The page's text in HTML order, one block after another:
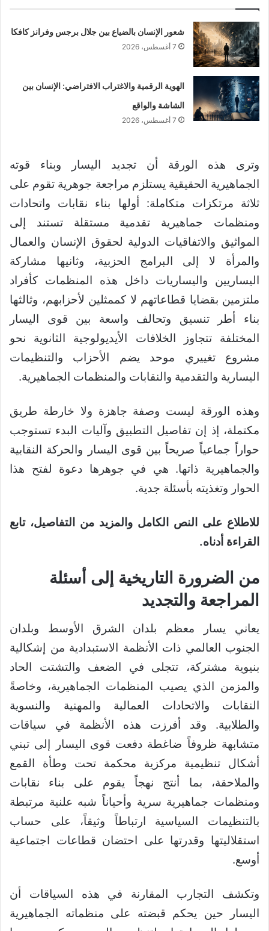
شعور الإنسان بالضياع بين جلال برجس وفرانز كافكا
7 أغسطس، 2026
الهوية الرقمية والاغتراب الافتراضي: الإنسان بين
الشاشة والواقع
7 أغسطس، 2026
وترى هذه الورقة أن تجديد اليسار وبناء قوته
الجماهيرية الحقيقية يستلزم مراجعة جوهرية تقوم على
ثلاثة مرتكزات متكاملة: أولها بناء نقابات واتحادات
ومنظمات جماهيرية تقدمية مستقلة تستند إلى
المواثيق والاتفاقيات الدولية لحقوق الإنسان والعمال
والمرأة لا إلى البرامج الحزبية، وثانيها مشاركة
اليساريين واليساريات داخل هذه المنظمات كأفراد
ملتزمين بقضايا قطاعاتهم لا كممثلين لأحزابهم، وثالثها
بناء أطر تنسيق وتحالف واسعة بين قوى اليسار
المختلفة تتجاوز الخلافات الأيديولوجية الثانوية نحو
مشروع تغييري موحد يضم الأحزاب والتنظيمات
اليسارية والتقدمية والنقابات والمنظمات الجماهيرية.
وهذه الورقة ليست وصفة جاهزة ولا خارطة طريق
مكتملة، إذ إن تفاصيل التطبيق وآليات البدء تستوجب
حواراً جماعياً صريحاً بين قوى اليسار والحركة النقابية
والجماهيرية ذاتها. هي في جوهرها دعوة لفتح هذا
الحوار وتغذيته بأسئلة جدية.
للاطلاع على النص الكامل والمزيد من التفاصيل، تابع
القراءة أدناه.
من الضرورة التاريخية إلى أسئلة
المراجعة والتجديد
يعاني يسار معظم بلدان الشرق الأوسط وبلدان
الجنوب العالمي ذات الأنظمة الاستبدادية من إشكالية
بنيوية مشتركة، تتجلى في الضعف والتشتت الحاد
والمزمن الذي يصيب المنظمات الجماهيرية، وخاصةً
النقابات والاتحادات العمالية والمهنية والنسوية
والطلابية. وقد أفرزت هذه الأنظمة في سياقات
متشابهة ظروفاً ضاغطة دفعت قوى اليسار إلى تبني
أشكال تنظيمية مركزية محكمة تحت وطأة القمع
والملاحقة، بما أنتج نهجاً يقوم على بناء نقابات
ومنظمات جماهيرية سرية وأحياناً شبه علنية مرتبطة
بالتنظيمات السياسية ارتباطاً وثيقاً، على حساب
استقلاليتها وقدرتها على احتضان قطاعات اجتماعية
أوسع.
وتكشف التجارب المقارنة في هذه السياقات أن
اليسار حين يحكم قبضته على منظماته الجماهيرية